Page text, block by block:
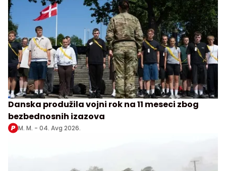
Danska produžila vojni rok na 11 meseci zbog
bezbednosnih izazova
M. M. - 04. Avg 2026.